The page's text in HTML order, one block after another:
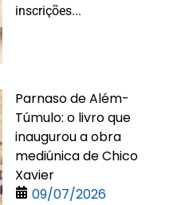
inscrições...
Parnaso de Além-
Túmulo: o livro que
inaugurou a obra
mediúnica de Chico
Xavier
09/07/2026